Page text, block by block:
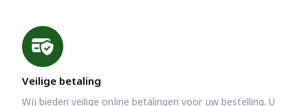
Veilige betaling
Wij bieden veilige online betalingen voor uw bestelling. U